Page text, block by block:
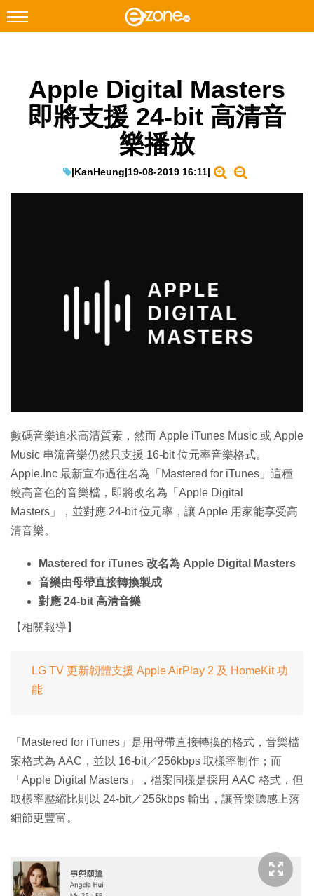
Facebook Instagram
科技焦點
教學評測
生成式AI與雲端應用
Enterprise Digital Transformation
Apple Digital Masters
即將支援 24-bit 高清音
樂播放
|KanHeung|19-08-2019 16:11|
數碼音樂追求高清質素，然而 Apple iTunes Music 或 Apple
Music 串流音樂仍然只支援 16-bit 位元率音樂格式。
Apple.Inc 最新宣布過往名為「Mastered for iTunes」這種
較高音色的音樂檔，即將改名為「Apple Digital
Masters」，並對應 24-bit 位元率，讓 Apple 用家能享受高
清音樂。
Mastered for iTunes 改名為 Apple Digital Masters
音樂由母帶直接轉換製成
對應 24-bit 高清音樂
【相關報導】
LG TV 更新韌體支援 Apple AirPlay 2 及 HomeKit 功
能
「Mastered for iTunes」是用母帶直接轉換的格式，音樂檔
案格式為 AAC，並以 16-bit／256kbps 取樣率制作；而
「Apple Digital Masters」，檔案同樣是採用 AAC 格式，但
取樣率壓縮比則以 24-bit／256kbps 輸出，讓音樂聽感上落
細節更豐富。